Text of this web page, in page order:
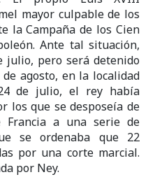
mayor culpable de los
la Campaña de los Cien
Ante tal situación,
julio, pero será detenido
agosto, en la localidad
de julio, el rey había
los que se desposeía de
a una serie de
se ordenaba que 22
por una corte marcial.
por Ney.